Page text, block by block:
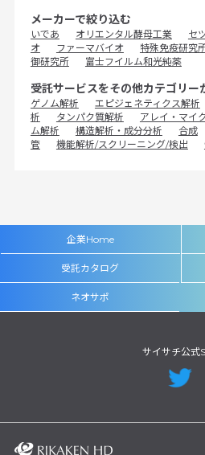
メーカーで絞り込む
いであ オリエンタル酵母工業 セ
オ
ファーマバイオ 特殊免疫研究
御研究所
富士フイルム和光純薬
受託サービスをその他カテゴリー
ゲノム解析 エピジェネティクス解析
析
タンパク質解析 アレイ・マイ
ム解析
構造解析・成分分析 合成
管
機能解析/スクリーニング/検出
企業Home
受託カタログ
ネオサポ
サイサチ公式